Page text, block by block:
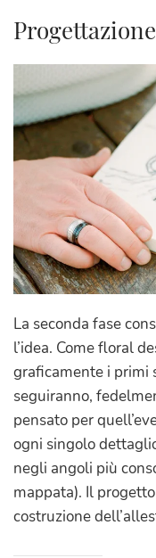
Progettazione
La seconda fase
l’idea. Come floral
graficamente i primi
seguiranno,
pensato per
ogni singolo
negli angoli più
mappata). Il
costruzione